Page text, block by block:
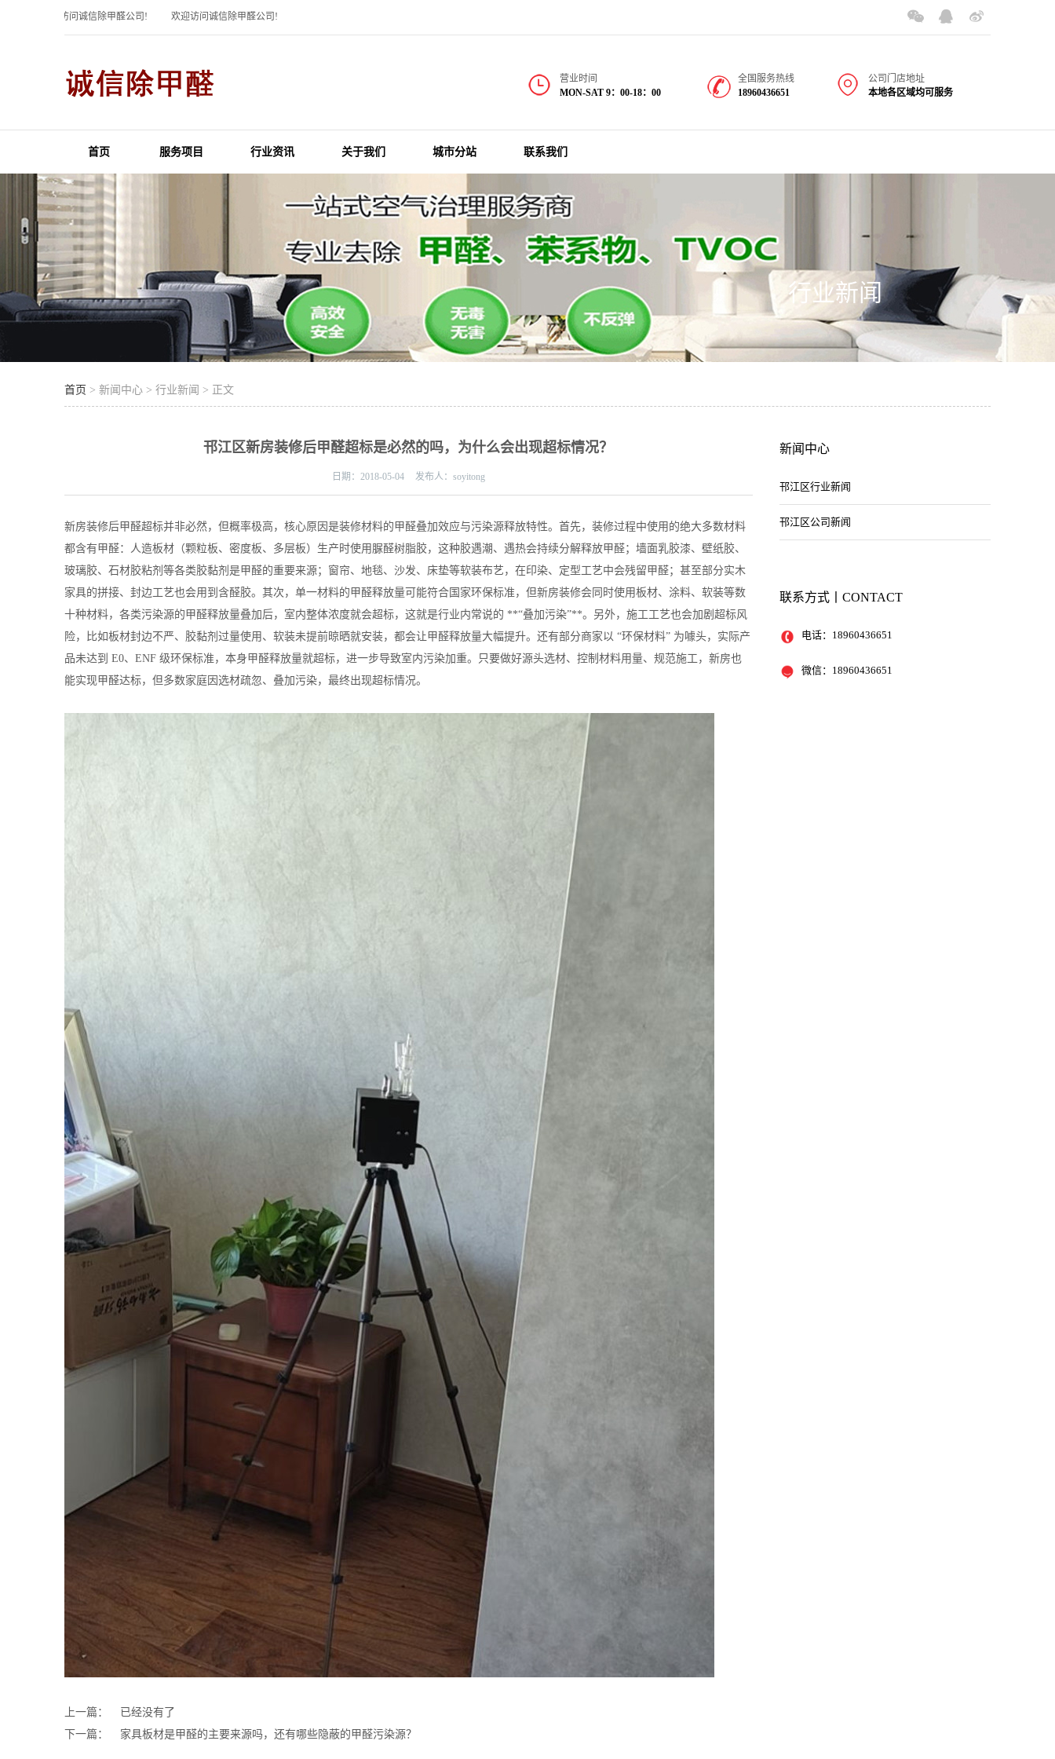
欢迎访问诚信除甲醛公司! 欢迎访问诚信除甲醛公司!
营业时间
MON-SAT 9：00-18：00
全国服务热线
18960436651
公司门店地址
本地各区域均可服务
首页 服务项目 行业资讯 关于我们 城市分站 联系我们
行业新闻
首页 > 新闻中心 > 行业新闻 > 正文
邗江区新房装修后甲醛超标是必然的吗，为什么会出现超标情况？
日期： 2018-05-04 发布人： soyitong
新房装修后甲醛超标并非必然，但概率极高 ，核心原因是装修材料的甲醛叠加效应与污染源释放特性。首先，装修过程中使用的绝大多数材料
都含有甲醛：人造板材（颗粒板、密度板、多层板）生产时使用脲醛树脂胶，这种胶遇潮、遇热会持续分解释放甲醛；墙面乳胶漆、壁纸胶、
玻璃胶、石材胶粘剂等各类胶黏剂是甲醛的重要来源；窗帘、地毯、沙发、床垫等软装布艺，在印染、定型工艺中会残留甲醛；甚至部分实木
家具的拼接、封边工艺也会用到含醛胶。其次，单一材料的甲醛释放量可能符合国家环保标准，但新房装修会同时使用板材、涂料、软装等数
十种材料，各类污染源的甲醛释放量叠加后，室内整体浓度就会超标，这就是行业内常说的 **“叠加污染”**。另外，施工工艺也会加剧超标风
险，比如板材封边不严、胶黏剂过量使用、软装未提前晾晒就安装，都会让甲醛释放量大幅提升。还有部分商家以 “环保材料” 为噱头，实际产
品未达到 E0、ENF 级环保标准，本身甲醛释放量就超标，进一步导致室内污染加重。只要做好源头选材、控制材料用量、规范施工，新房也
能实现甲醛达标，但多数家庭因选材疏忽、叠加污染，最终出现超标情况。
上一篇：
已经没有了
下一篇：
家具板材是甲醛的主要来源吗，还有哪些隐蔽的甲醛污染源？
新闻中心
邗江区行业新闻
邗江区公司新闻
联系方式丨CONTACT
电话： 18960436651
微信： 18960436651